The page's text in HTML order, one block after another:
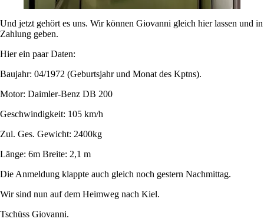
Und jetzt gehört es uns. Wir können Giovanni gleich hier lassen und in
Zahlung geben.
Hier ein paar Daten:
Baujahr: 04/1972 (Geburtsjahr und Monat des Kptns).
Motor: Daimler-Benz DB 200
Geschwindigkeit: 105 km/h
Zul. Ges. Gewicht: 2400kg
Länge: 6m Breite: 2,1 m
Die Anmeldung klappte auch gleich noch gestern Nachmittag.
Wir sind nun auf dem Heimweg nach Kiel.
Tschüss Giovanni.